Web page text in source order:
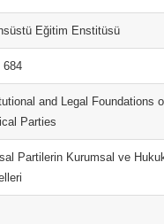
Eğitim Enstitüsü
684
and Legal Foundations
Parties
Partilerin Kurumsal ve